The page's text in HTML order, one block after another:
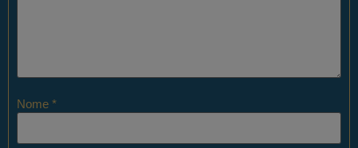
Nome *